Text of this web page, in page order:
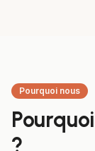
Pourquoi nous
?